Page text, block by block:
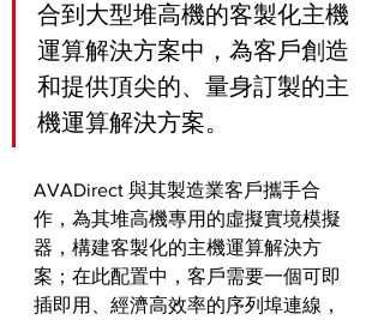
合到大型堆高機的客製化主機
運算解決方案中，為客戶創造
和提供頂尖的、量身訂製的主
機運算解決方案。
AVADirect 與其製造業客戶攜手合
作，為其堆高機專用的虛擬實境模擬
器，構建客製化的主機運算解決方
案；在此配置中，客戶需要一個可即
插即用、經濟高效率的序列埠連線，